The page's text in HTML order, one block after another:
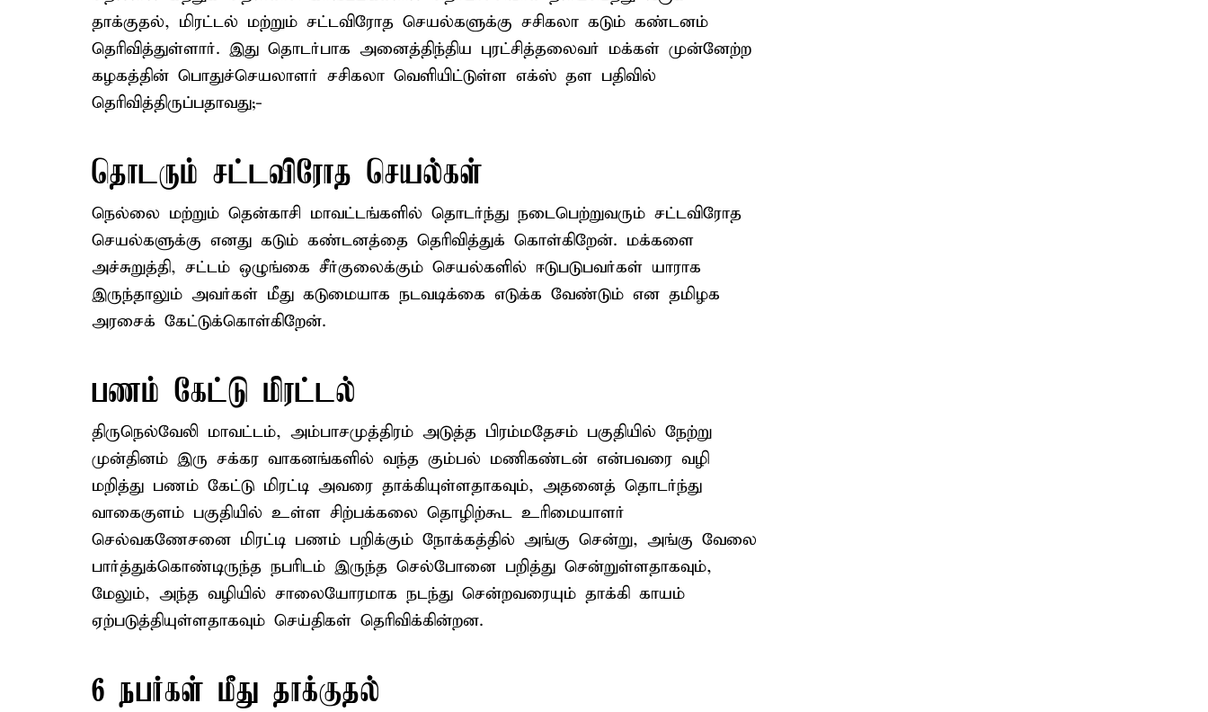
தாக்குதல், மிரட்டல் மற்றும் சட்டவிரோத செயல்களுக்கு சசிகலா கடும் கண்டனம்
தெரிவித்துள்ளார். இது தொடர்பாக அனைத்திந்திய புரட்சித்தலைவர் மக்கள் முன்னேற்ற
கழகத்தின் பொதுச்செயலாளர் சசிகலா வெளியிட்டுள்ள எக்ஸ் தள பதிவில்
தெரிவித்திருப்பதாவது;-
தொடரும் சட்டவிரோத செயல்கள்
நெல்லை மற்றும் தென்காசி மாவட்டங்களில் தொடர்ந்து நடைபெற்றுவரும் சட்டவிரோத
செயல்களுக்கு எனது கடும் கண்டனத்தை தெரிவித்துக் கொள்கிறேன். மக்களை
அச்சுறுத்தி, சட்டம் ஒழுங்கை சீர்குலைக்கும் செயல்களில் ஈடுபடுபவர்கள் யாராக
இருந்தாலும் அவர்கள் மீது கடுமையாக நடவடிக்கை எடுக்க வேண்டும் என தமிழக
அரசைக் கேட்டுக்கொள்கிறேன்.
பணம் கேட்டு மிரட்டல்
திருநெல்வேலி மாவட்டம், அம்பாசமுத்திரம் அடுத்த பிரம்மதேசம் பகுதியில் நேற்று
முன்தினம் இரு சக்கர வாகனங்களில் வந்த கும்பல் மணிகண்டன் என்பவரை வழி
மறித்து பணம் கேட்டு மிரட்டி அவரை தாக்கியுள்ளதாகவும், அதனைத் தொடர்ந்து
வாகைகுளம் பகுதியில் உள்ள சிற்பக்கலை தொழிற்கூட உரிமையாளர்
செல்வகணேசனை மிரட்டி பணம் பறிக்கும் நோக்கத்தில் அங்கு சென்று, அங்கு வேலை
பார்த்துக்கொண்டிருந்த நபரிடம் இருந்த செல்போனை பறித்து சென்றுள்ளதாகவும்,
மேலும், அந்த வழியில் சாலையோரமாக நடந்து சென்றவரையும் தாக்கி காயம்
ஏற்படுத்தியுள்ளதாகவும் செய்திகள் தெரிவிக்கின்றன.
6 நபர்கள் மீது தாக்குதல்